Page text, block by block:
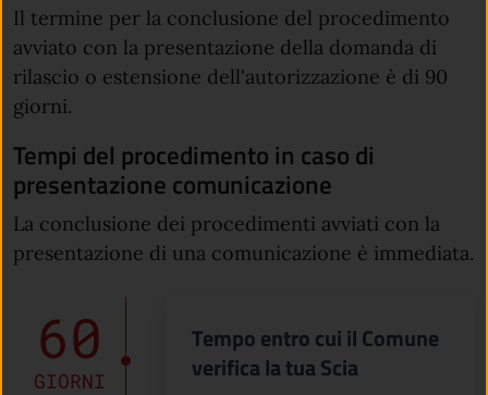
Il termine per la conclusione del procedimento
avviato con la presentazione della domanda di
rilascio o estensione dell'autorizzazione è di 90
giorni.
Tempi del procedimento in caso di
presentazione comunicazione
La conclusione dei procedimenti avviati con la
presentazione di una comunicazione è immediata.
60
GIORNI
Tempo entro cui il Comune
verifica la tua Scia